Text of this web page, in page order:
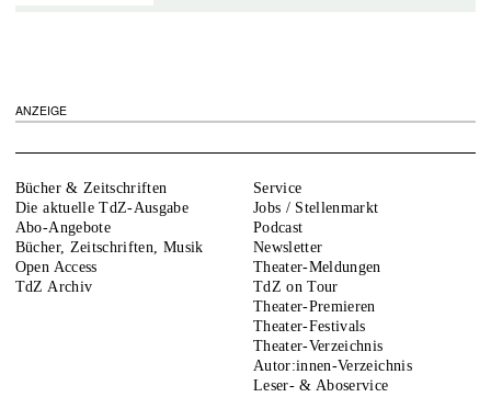
ANZEIGE
Bücher & Zeitschriften
Die aktuelle TdZ-Ausgabe
Abo-Angebote
Bücher, Zeitschriften, Musik
Open Access
TdZ Archiv
Service
Jobs / Stellenmarkt
Podcast
Newsletter
Theater-Meldungen
TdZ on Tour
Theater-Premieren
Theater-Festivals
Theater-Verzeichnis
Autor:innen-Verzeichnis
Leser- & Aboservice